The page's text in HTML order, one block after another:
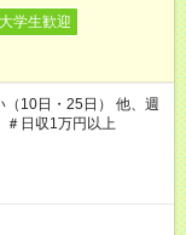
大学生歓迎
（10日・25日） 他、週
＃日収1万円以上